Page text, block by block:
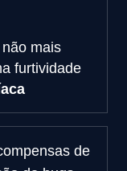
mais
furtividade
de